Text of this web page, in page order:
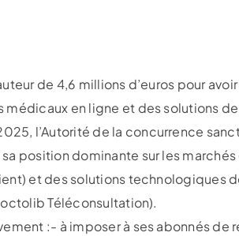
de 4,6 millions d’euros pour
en ligne et des solutions
l’Autorité de la concurrence
position dominante sur les
et des solutions technologiques
Téléconsultation).
:- à imposer à ses abonnés de